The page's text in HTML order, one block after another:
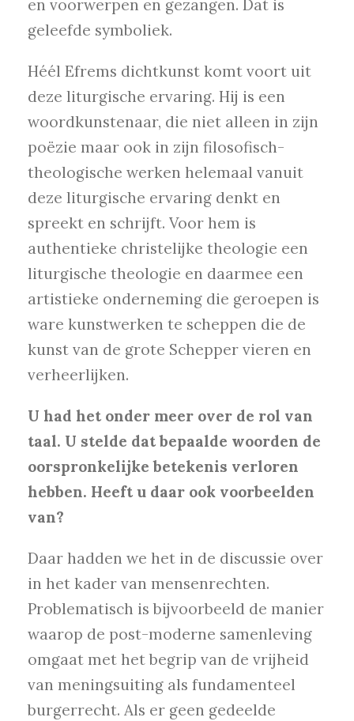
en voorwerpen en gezangen. Dat is
geleefde symboliek.
Héél Efrems dichtkunst komt voort uit
deze liturgische ervaring. Hij is een
woordkunstenaar, die niet alleen in zijn
poëzie maar ook in zijn filosofisch-
theologische werken helemaal vanuit
deze liturgische ervaring denkt en
spreekt en schrijft. Voor hem is
authentieke christelijke theologie een
liturgische theologie en daarmee een
artistieke onderneming die geroepen is
ware kunstwerken te scheppen die de
kunst van de grote Schepper vieren en
verheerlijken.
U had het onder meer over de rol van
taal. U stelde dat bepaalde woorden de
oorspronkelijke betekenis verloren
hebben. Heeft u daar ook voorbeelden
van?
Daar hadden we het in de discussie over
in het kader van mensenrechten.
Problematisch is bijvoorbeeld de manier
waarop de post-moderne samenleving
omgaat met het begrip van de vrijheid
van meningsuiting als fundamenteel
burgerrecht. Als er geen gedeelde